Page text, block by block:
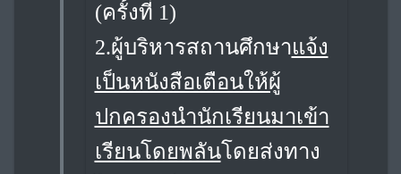
(ครั้งที่ 1)
2.ผู้บริหารสถานศึกษาแจ้ง
เป็นหนังสือเตือนให้ผู้
ปกครองนำนักเรียนมาเข้า
เรียนโดยพลันโดยส่งทาง